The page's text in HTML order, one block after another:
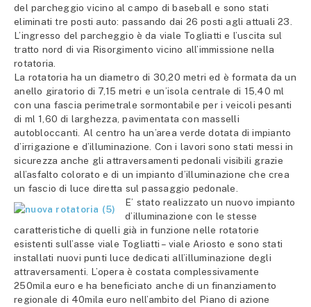
del parcheggio vicino al campo di baseball e sono stati
eliminati tre posti auto: passando dai 26 posti agli attuali 23.
L’ingresso del parcheggio è da viale Togliatti e l’uscita sul
tratto nord di via Risorgimento vicino all’immissione nella
rotatoria.
La rotatoria ha un diametro di 30,20 metri ed è formata da un
anello giratorio di 7,15 metri e un’isola centrale di 15,40 ml
con una fascia perimetrale sormontabile per i veicoli pesanti
di ml 1,60 di larghezza, pavimentata con masselli
autobloccanti. Al centro ha un’area verde dotata di impianto
d’irrigazione e d’illuminazione. Con i lavori sono stati messi in
sicurezza anche gli attraversamenti pedonali visibili grazie
all’asfalto colorato e di un impianto d’illuminazione che crea
un fascio di luce diretta sul passaggio pedonale.
E’ stato realizzato un nuovo impianto
d’illuminazione con le stesse
caratteristiche di quelli già in funzione nelle rotatorie
esistenti sull’asse viale Togliatti – viale Ariosto e sono stati
installati nuovi punti luce dedicati all’illuminazione degli
attraversamenti. L’opera è costata complessivamente
250mila euro e ha beneficiato anche di un finanziamento
regionale di 40mila euro nell’ambito del Piano di azione